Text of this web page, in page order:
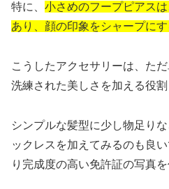
特に、 小さめのフープピアス
あり、顔の印象をシャープにす
こうしたアクセサリーは、た
洗練された美しさを加える役割
シンプルな髪型に少し物足り
ックレスを加えてみるのも良
り完成度の高い免許証の写真